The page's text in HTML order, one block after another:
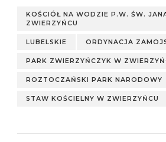
KOŚCIÓŁ NA WODZIE P.W. ŚW.
ZWIERZYŃCU
LUBELSKIE ORDYNACJA
PARK ZWIERZYŃCZYK W
ROZTOCZAŃSKI PARK NARODOWY
STAW KOŚCIELNY W ZWIERZYŃCU